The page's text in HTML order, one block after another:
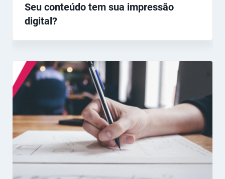
Seu conteúdo tem sua impressão
digital?